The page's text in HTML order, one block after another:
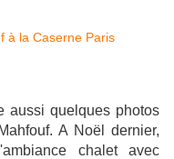
aussi quelques photos
A Noël dernier,
chalet avec